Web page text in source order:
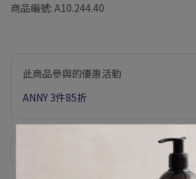
商品編號: A10.244.40
此商品參與的優惠活動
ANNY 3件85折